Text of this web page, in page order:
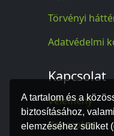
A tartalom és a
biztosításához,
elemzéséhez sütiket
Törvényi
Adatvédelmi
Kapcsolat
Vélemény
Kapcsolat